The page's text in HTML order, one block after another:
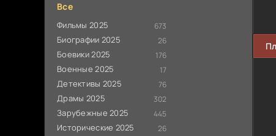
Все
Фильмы 2025 673
Биографии 2025 26
Боевики 2025 176
Военные 2025 17
Детективы 2025 76
Драмы 2025 302
Зарубежные 2025 445
Исторические 2025 26